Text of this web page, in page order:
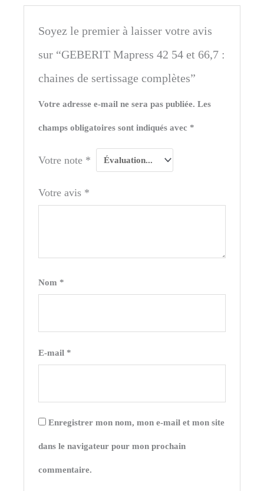
Soyez le premier à laisser votre avis
sur “GEBERIT Mapress 42 54 et 66,7 :
chaines de sertissage complètes”
Votre adresse e-mail ne sera pas publiée. Les
champs obligatoires sont indiqués avec *
Votre note *
Votre avis *
Nom *
E-mail *
Enregistrer mon nom, mon e-mail et mon site
dans le navigateur pour mon prochain
commentaire.